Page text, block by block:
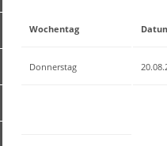
Wochentag
Donnerstag